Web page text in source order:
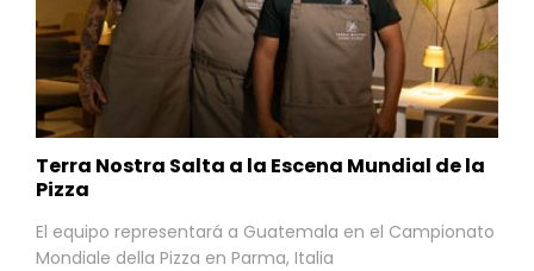
Terra Nostra Salta a la Escena Mundial de la
Pizza
El equipo representará a Guatemala en el Campionato
Mondiale della Pizza en Parma, Italia